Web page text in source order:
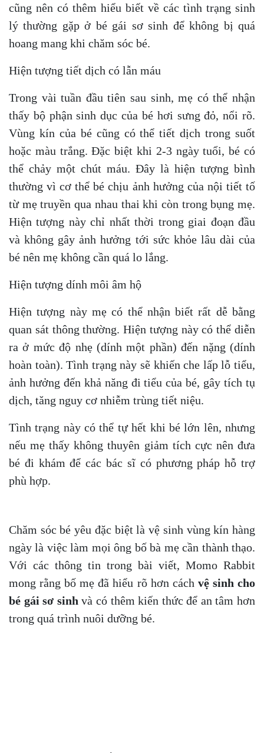
cũng nên có thêm hiểu biết về các tình trạng sinh
lý thường gặp ở bé gái sơ sinh để không bị quá
hoang mang khi chăm sóc bé.
Hiện tượng tiết dịch có lẫn máu
Trong vài tuần đầu tiên sau sinh, mẹ có thể nhận
thấy bộ phận sinh dục của bé hơi sưng đỏ, nổi rõ.
Vùng kín của bé cũng có thể tiết dịch trong suốt
hoặc màu trắng. Đặc biệt khi 2-3 ngày tuổi, bé có
thể chảy một chút máu. Đây là hiện tượng bình
thường vì cơ thể bé chịu ảnh hưởng của nội tiết tố
từ mẹ truyền qua nhau thai khi còn trong bụng mẹ.
Hiện tượng này chỉ nhất thời trong giai đoạn đầu
và không gây ảnh hưởng tới sức khỏe lâu dài của
bé nên mẹ không cần quá lo lắng.
Hiện tượng dính môi âm hộ
Hiện tượng này mẹ có thể nhận biết rất dễ bằng
quan sát thông thường. Hiện tượng này có thể diễn
ra ở mức độ nhẹ (dính một phần) đến nặng (dính
hoàn toàn). Tình trạng này sẽ khiến che lấp lỗ tiểu,
ảnh hưởng đến khả năng đi tiểu của bé, gây tích tụ
dịch, tăng nguy cơ nhiễm trùng tiết niệu.
Tình trạng này có thể tự hết khi bé lớn lên, nhưng
nếu mẹ thấy không thuyên giảm tích cực nên đưa
bé đi khám để các bác sĩ có phương pháp hỗ trợ
phù hợp.
Chăm sóc bé yêu đặc biệt là vệ sinh vùng kín hàng
ngày là việc làm mọi ông bố bà mẹ cần thành thạo.
Với các thông tin trong bài viết, Momo Rabbit
mong rằng bố mẹ đã hiểu rõ hơn cách vệ sinh cho
bé gái sơ sinh và có thêm kiến thức để an tâm hơn
trong quá trình nuôi dưỡng bé.